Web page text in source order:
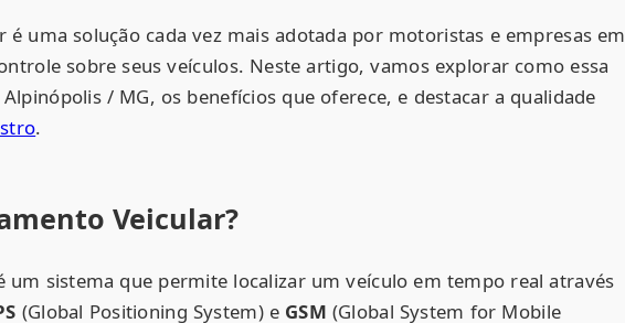
é uma solução cada vez mais adotada por motoristas e empresas em
sobre seus veículos. Neste artigo, vamos explorar como essa
/ MG, os benefícios que oferece, e destacar a qualidade
.
Veicular?
um sistema que permite localizar um veículo em tempo real através
(Global Positioning System) e GSM (Global System for Mobile